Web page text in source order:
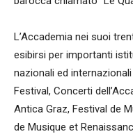
L’Accademia nei suoi
esibirsi per importanti
nazionali ed
Festival, Concerti
Antica Graz, Festival de
de Musique et